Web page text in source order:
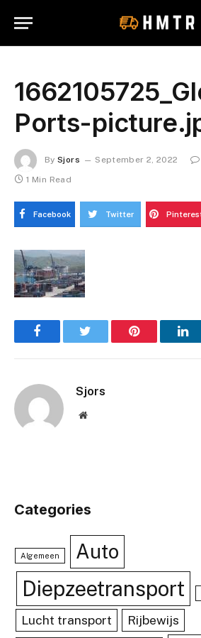
Ports-
By Sjors September 2, 2022
1 Min Read
Facebook Twitter
Facebook Pinterest
Sjors
Website
Categories
Algemeen Auto
Diepzeetransport
Lucht transport Rijbewijs